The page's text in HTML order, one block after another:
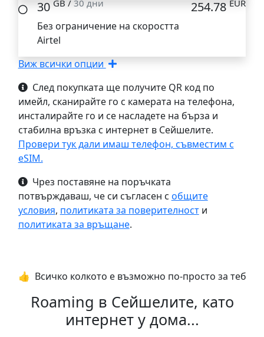
30GB /30 дни
Без ограничение на скоростта
Airtel
254.78EUR
Виж всички опции
След покупката ще получите QR код по
имейл, сканирайте го с камерата на телефона,
инсталирайте го и се насладете на бърза и
стабилна връзка с интернет в Сейшелите.
Провери тук дали имаш телефон, съвместим с
eSIM.
Чрез поставяне на поръчката
потвърждаваш, че си съгласен с общите
условия, политиката за поверителности
политиката за връщане.
👍️ Всичко колкото е възможно по-просто за теб
Roaming в Сейшелите, като
интернет у дома...